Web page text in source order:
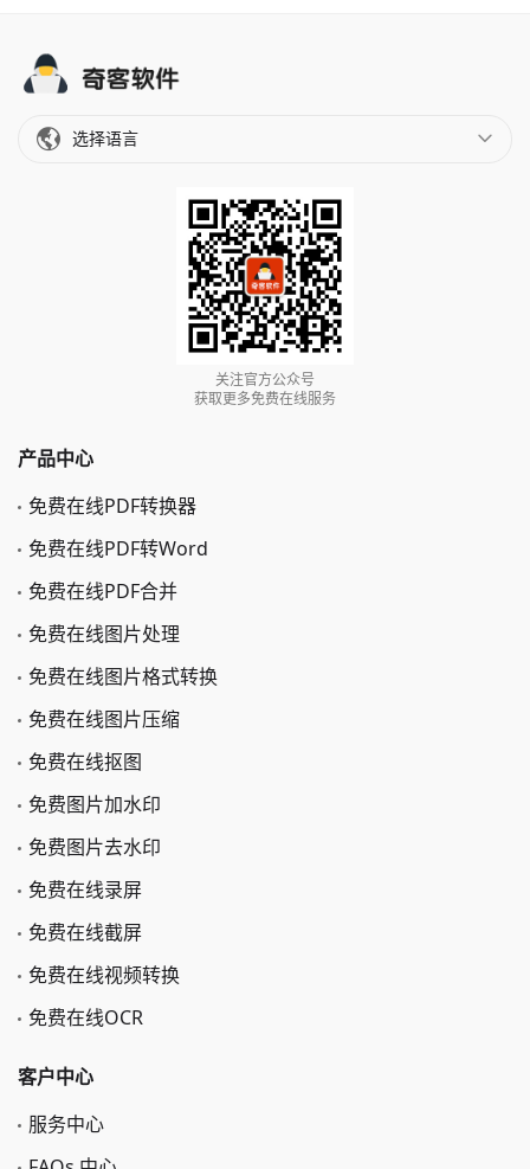
选择语言
关注官方公众号
获取更多免费在线服务
产品中心
免费在线PDF转换器
免费在线PDF转Word
免费在线PDF合并
免费在线图片处理
免费在线图片格式转换
免费在线图片压缩
免费在线抠图
免费图片加水印
免费图片去水印
免费在线录屏
免费在线截屏
免费在线视频转换
免费在线OCR
客户中心
服务中心